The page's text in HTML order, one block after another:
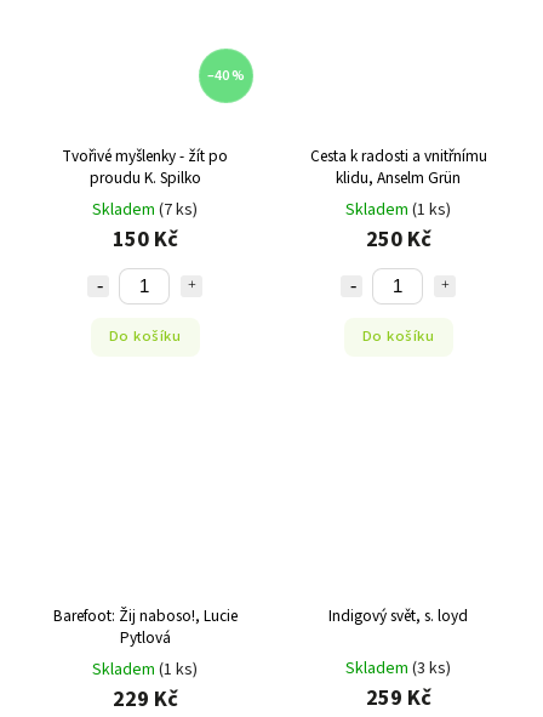
–40 %
Tvořivé myšlenky - žít po
proudu K. Spilko
Skladem (7 ks)
150 Kč
Do košíku
Cesta k radosti a vnitřnímu
klidu, Anselm Grün
Skladem (1 ks)
250 Kč
Do košíku
Barefoot: Žij naboso!, Lucie
Pytlová
Skladem (1 ks)
229 Kč
Indigový svět, s. loyd
Skladem (3 ks)
259 Kč